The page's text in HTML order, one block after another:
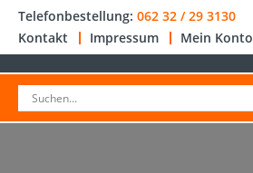
Telefonbestellung: 062 32 / 29 3130
Kontakt
Impressum Mein Konto